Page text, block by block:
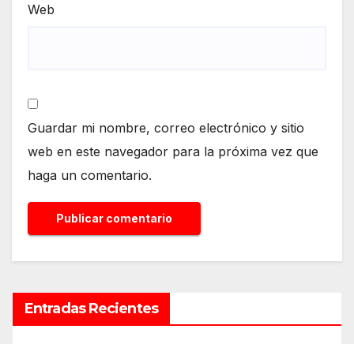
Web
Guardar mi nombre, correo electrónico y sitio
web en este navegador para la próxima vez que
haga un comentario.
Entradas Recientes